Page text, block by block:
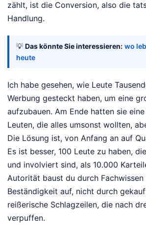
zählt, ist die Conversion, also die
Handlung.
💡 Das könnte Sie interessieren: wo
heute
Ich habe gesehen, wie Leute
Werbung gesteckt haben, um eine
aufzubauen. Am Ende hatten sie
Leuten, die alles umsonst wollten,
Die Lösung ist, von Anfang an auf
Es ist besser, 100 Leute zu haben,
und involviert sind, als 10.000
Autorität baust du durch Fachwissen
Beständigkeit auf, nicht durch
reißerische Schlagzeilen, die nach
verpuffen.